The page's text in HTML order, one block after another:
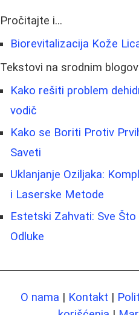
Pročitajte i...
Biorevitalizacija Kože
Tekstovi na srodnim
Kako rešiti problem
vodič
Kako se Boriti Protiv
Saveti
Uklanjanje Oziljaka:
i Laserske Metode
Estetski Zahvati: Sve
Odluke
O nama | Kontakt |